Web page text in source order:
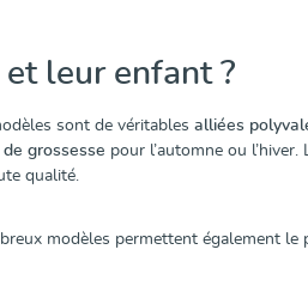
leur enfant ?
sont de véritables alliées
grossesse pour l’automne ou
qualité.
modèles permettent également le